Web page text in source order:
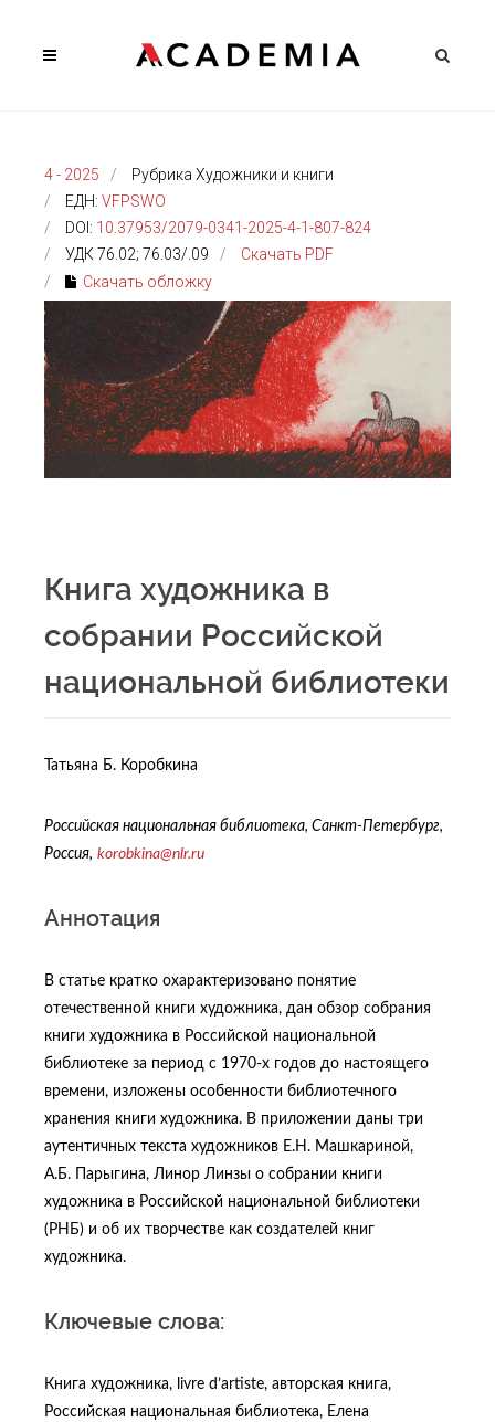
4 - 2025
Рубрика Художники и книги
ЕДН: VFPSWO
DOI: 10.37953/2079-0341-2025-4-1-807-824
УДК 76.02; 76.03/.09
Скачать PDF
Скачать обложку
Книга художника в
собрании Российской
национальной библиотеки
Татьяна Б. Коробкина
Российская национальная библиотека, Санкт-Петербург,
Россия, korobkina@nlr.ru
Аннотация
В статье кратко охарактеризовано понятие
отечественной книги художника, дан обзор собрания
книги художника в Российской национальной
библиотеке за период с 1970-х годов до настоящего
времени, изложены особенности библиотечного
хранения книги художника. В приложении даны три
аутентичных текста художников Е.Н. Машкариной,
А.Б. Парыгина, Линор Линзы о собрании книги
художника в Российской национальной библиотеки
(РНБ) и об их творчестве как создателей книг
художника.
Ключевые слова:
Книга художника, livre d’artiste, авторская книга,
Российская национальная библиотека, Елена